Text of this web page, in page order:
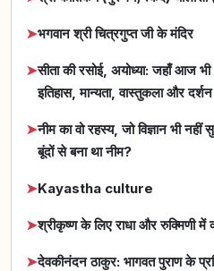
➤भगवान श्री चित्रगुप्त जी के मंदिर
➤सीता की रसोई, अयोध्या: जहाँ आज भी
इतिहास, मान्यता, वास्तुकला और
➤नीम का वो रहस्य, जो विज्ञान भी
बूंदों से बना था नीम?
➤Kayastha culture
➤श्रीकृष्ण के लिए राधा और रुक्मिणी में
➤देवकीनंदन ठाकुर: भागवत पुराण के